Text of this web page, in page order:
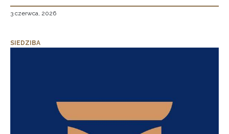
3 czerwca, 2026
SIEDZIBA